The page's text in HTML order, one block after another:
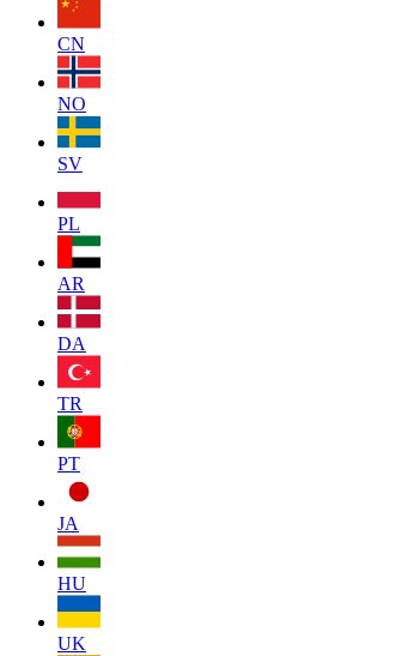
CN
NO
SV
PL
AR
DA
TR
PT
JA
HU
UK